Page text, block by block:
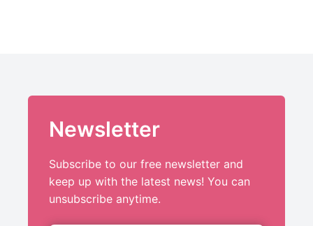
Newsletter
Subscribe to our free newsletter and
keep up with the latest news! You can
unsubscribe anytime.